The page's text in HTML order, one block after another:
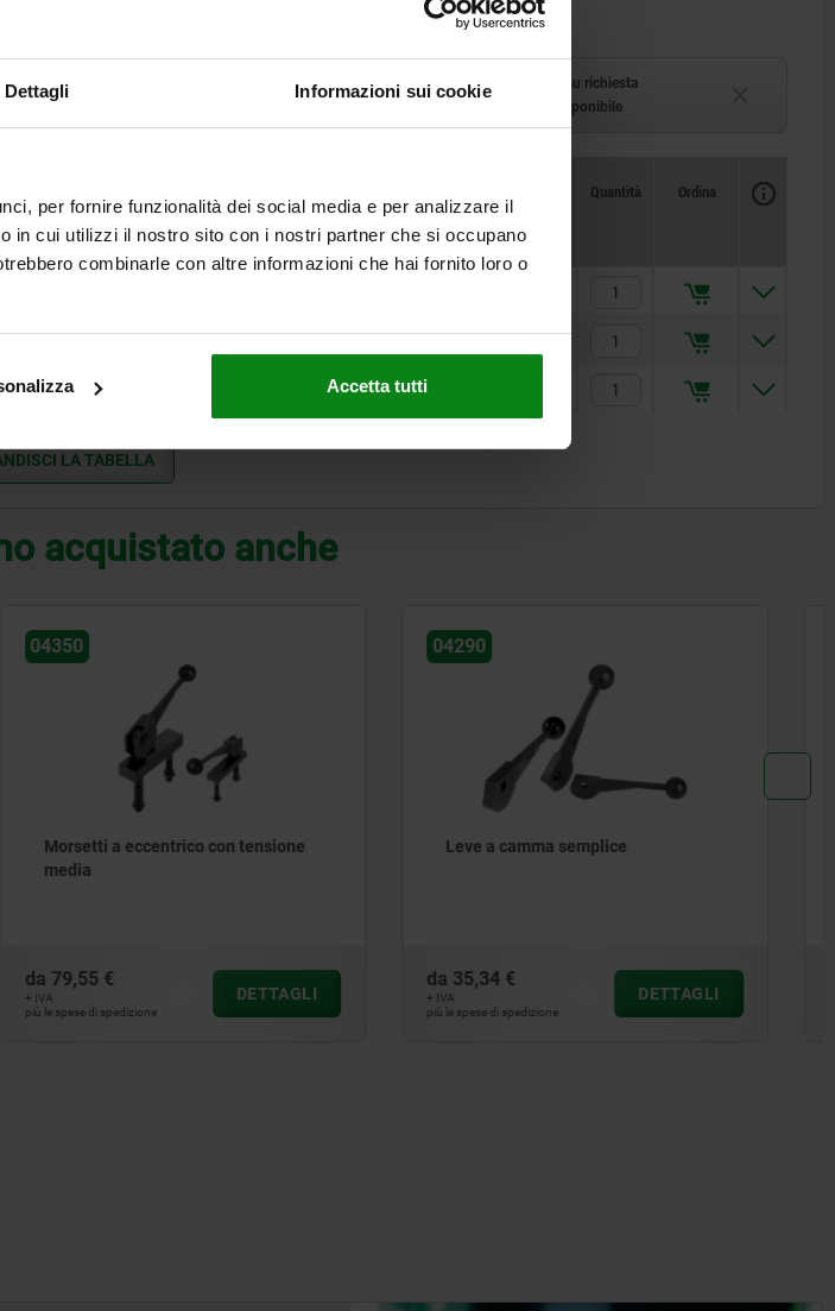
Dettagli Informazioni sui cookie
per fornire funzionalità dei social media e per analizzare il
in cui utilizzi il nostro sito con i nostri partner che si occupano
combinarle con altre informazioni che hai fornito loro o
Accetta tutti
25 Disponibile a magazzino
Tempi di consegna su richiesta
Attualmente non disponibile
H1 D1 R R1
Prezzo
Quantità Ordina
23,3 30 21,5 24 45,98 €
30,3
LA TABELLA
acquistato anche
Leve a camma semplice
da35,34 €
più le spese di spedizione
DETTAGLI
Eccentrico elicoidale
da14,54 €
più le spese di spedizione
DETTAGLI